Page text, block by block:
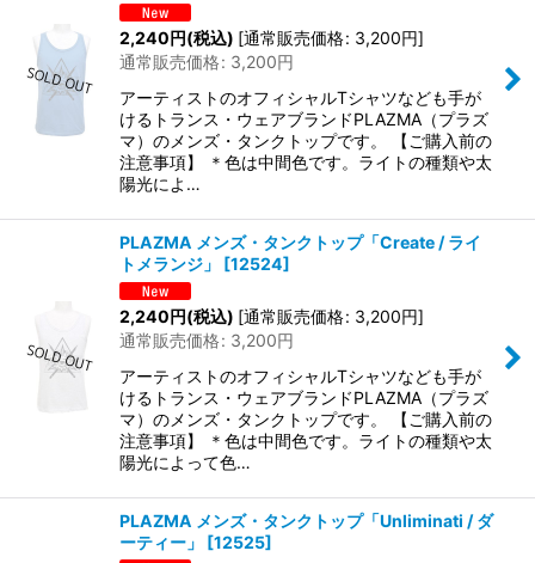
2,240円(税込) [通常販売価格: 3,200円]
通常販売価格: 3,200円
アーティストのオフィシャルTシャツなども手が
けるトランス・ウェアブランドPLAZMA（プラズ
マ）のメンズ・タンクトップです。 【ご購入前の
注意事項】 ＊色は中間色です。ライトの種類や太
陽光によ…
PLAZMA メンズ・タンクトップ「Create / ライ
トメランジ」
[12524]
2,240円(税込) [通常販売価格: 3,200円]
通常販売価格: 3,200円
アーティストのオフィシャルTシャツなども手が
けるトランス・ウェアブランドPLAZMA（プラズ
マ）のメンズ・タンクトップです。 【ご購入前の
注意事項】 ＊色は中間色です。ライトの種類や太
陽光によって色…
PLAZMA メンズ・タンクトップ「Unliminati / ダ
ーティー」
[12525]